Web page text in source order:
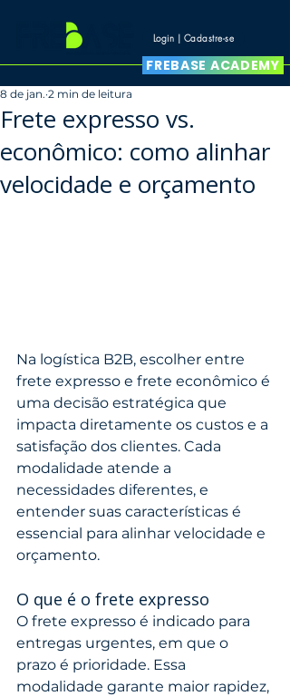
Login | Cadastre-se
FREBASE ACADEMY
Frete expresso vs.
econômico: como alinhar
velocidade e orçamento
8 de jan. 2 min de leitura
Na logística B2B, escolher entre
frete expresso e frete econômico é
uma decisão estratégica que
impacta diretamente os custos e a
satisfação dos clientes. Cada
modalidade atende a
necessidades diferentes, e
entender suas características é
essencial para alinhar velocidade e
orçamento.
O que é o frete expresso
O frete expresso é indicado para
entregas urgentes, em que o
prazo é prioridade. Essa
modalidade garante maior rapidez,